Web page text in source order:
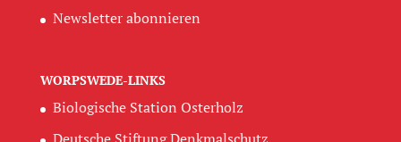
Newsletter abonnieren
WORPSWEDE-LINKS
Biologische Station Osterholz